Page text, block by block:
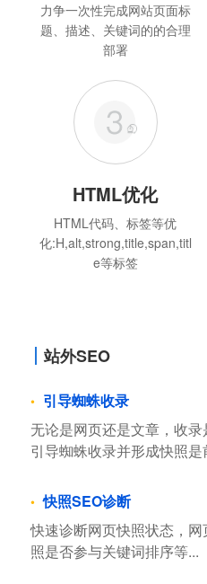
力争一次性完成网站页面标
题、描述、关键词的的合理
部署
HTML优化
HTML代码、标签等优
化:H,alt,strong,title,span,titl
e等标签
站外SEO
引导蜘蛛收录
无论是网页还是文章，收
引导蜘蛛收录并形成快照是
快照SEO诊断
快速诊断网页快照状态，
照是否参与关键词排序等...